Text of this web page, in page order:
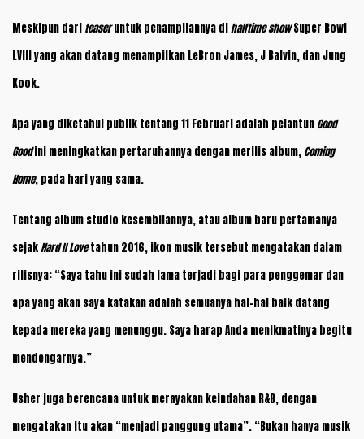
Meskipun dari teaseruntuk penampilannya dihalftime showSuper Bowl
LVIII yang akan datang menampilkan LeBron James, J Balvin, dan Jung
Kook.
Apa yang diketahui publik tentang 11 Februari adalah pelantun Good
Goodini meningkatkan pertaruhannya dengan merilis album, Coming
Home, pada hari yang sama.
Tentang album studio kesembilannya, atau album baru pertamanya
sejakHard II Lovetahun 2016, ikon musik tersebut mengatakan dalam
rilisnya: “Saya tahu ini sudah lama terjadi bagi para penggemar dan
apa yang akan saya katakan adalah semuanya hal-hal baik datang
kepada mereka yang menunggu. Saya harap Anda menikmatinya begitu
mendengarnya.”
Usher juga berencana untuk merayakan keindahan R&B, dengan
mengatakan itu akan “menjadi panggung utama”. “Bukan hanya musik